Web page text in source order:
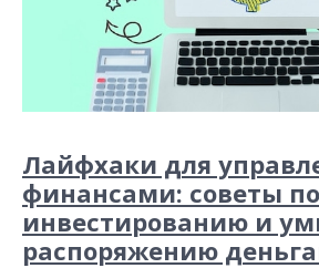
Лайфхаки для
финансами: советы по
инвестированию и
распоряжению